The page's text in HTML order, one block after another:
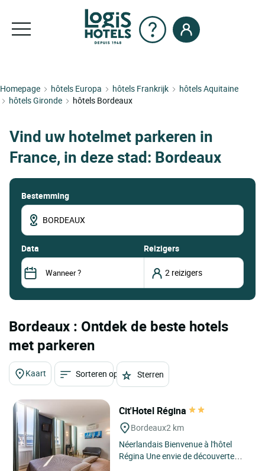
Homepage hôtels Europa hôtels Frankrijk
hôtels Aquitaine
hôtels Gironde
hôtels Bordeaux
Vind uw hotelmet parkeren in
France, in deze stad: Bordeaux
Bestemming
data Reizigers
Bordeaux : Ontdek de beste hotels
met parkeren
Kaart Sorteren op Sterren
Cit'Hotel Régina
Bordeaux2 km
Néerlandais Bienvenue à l'hôtel
Régina Une envie de découverte